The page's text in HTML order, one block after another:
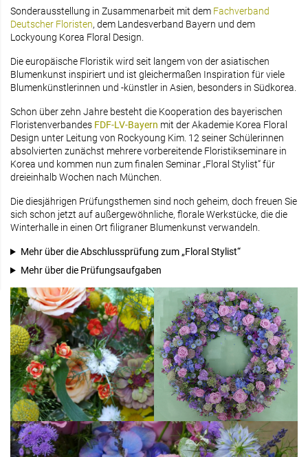
Sonderausstellung in Zusammenarbeit mit dem Fachverband
Deutscher Floristen, dem Landesverband Bayern und dem
Lockyoung Korea Floral Design.
Die europäische Floristik wird seit langem von der asiatischen
Blumenkunst inspiriert und ist gleichermaßen Inspiration für viele
Blumenkünstlerinnen und -künstler in Asien, besonders in Südkorea.
Schon über zehn Jahre besteht die Kooperation des bayerischen
Floristenverbandes FDF-LV-Bayern mit der Akademie Korea Floral
Design unter Leitung von Rockyoung Kim. 12 seiner Schülerinnen
absolvierten zunächst mehrere vorbereitende Floristikseminare in
Korea und kommen nun zum finalen Seminar „Floral Stylist“ für
dreieinhalb Wochen nach München.
Die diesjährigen Prüfungsthemen sind noch geheim, doch freuen Sie
sich schon jetzt auf außergewöhnliche, florale Werkstücke, die die
Winterhalle in einen Ort filigraner Blumenkunst verwandeln.
Mehr über die Abschlussprüfung zum „Floral Stylist“
Mehr über die Prüfungsaufgaben